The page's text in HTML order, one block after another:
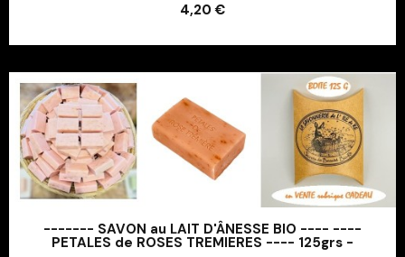
4,20 €
Ajouter au panier
------- SAVON au LAIT D'ÂNESSE BIO ---- ----
PETALES de ROSES TREMIERES ---- 125grs -